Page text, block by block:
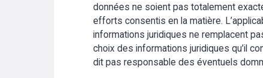
données ne soient pas totalement
efforts consentis en la matière.
informations juridiques ne remplacent
choix des informations juridiques qu’il
dit pas responsable des éventuels